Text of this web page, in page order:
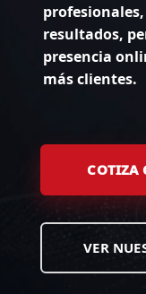
resultados,
presencia
más clientes.
COTIZA
VER